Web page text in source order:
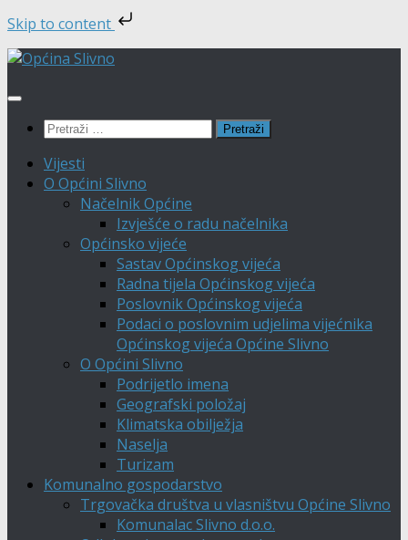
Skip to content
Skip
content
Pretraži:
Vijesti
O Općini Slivno
Načelnik Općine
Izvješće o radu načelnika
Općinsko vijeće
Sastav Općinskog vijeća
Radna tijela Općinskog vijeća
Poslovnik Općinskog vijeća
Podaci o poslovnim udjelima vijećnika
Općinskog vijeća Općine Slivno
O Općini Slivno
Podrijetlo imena
Geografski položaj
Klimatska obilježja
Naselja
Turizam
Komunalno gospodarstvo
Trgovačka društva u vlasništvu Općine Slivno
Komunalac Slivno d.o.o.